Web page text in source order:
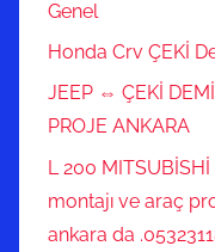
Genel
Honda Crv ÇEKİ
JEEP ⇔ ÇEKİ
PROJE ANKARA
L 200
montajı ve araç
ankara da